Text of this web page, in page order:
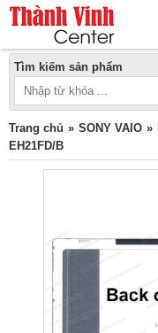
Tìm kiếm sản phẩm
Trang chủ SONY VAIO
EH21FD/B